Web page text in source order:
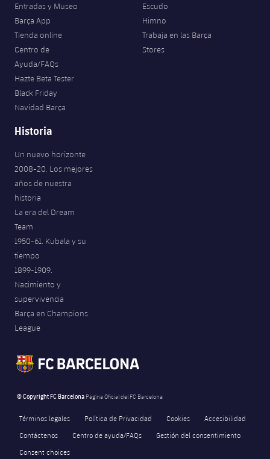
Entradas y Museo
Barça App
Tienda online
Centro de
Ayuda/FAQs
Hazte Beta Tester
Black Friday
Navidad Barça
Escudo
Himno
Trabaja en las Barça
Stores
Historia
Un nuevo horizonte
2008-20. Los mejores
años de nuestra
historia
La era del Dream
Team
1950-61. Kubala y su
tiempo
1899-1909.
Nacimiento y
supervivencia
Barça en Champions
League
© Copyright FC Barcelona Página Oficial del FC Barcelona
Términos legales Política de Privacidad Cookies
Accesibilidad
Contáctenos
Centro de ayuda/FAQs
Gestión del consentimiento
Consent choices